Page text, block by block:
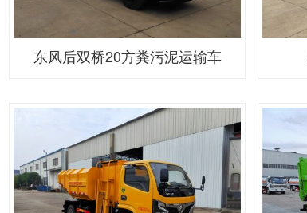
东风后双桥20方粪污泥运输车